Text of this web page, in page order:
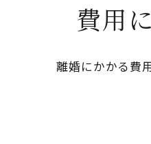
費用
離婚にかかる費